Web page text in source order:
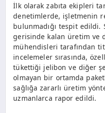
İlk olarak zabıta ekipleri
denetimlerde, işletmenin
bulunmadığı tespit edildi.
gerisinde kalan üretim ve
mühendisleri tarafından
incelemeler sırasında,
tükettiği jelibon ve diğer
olmayan bir ortamda
sağlığa zararlı üretim
uzmanlarca rapor edildi.